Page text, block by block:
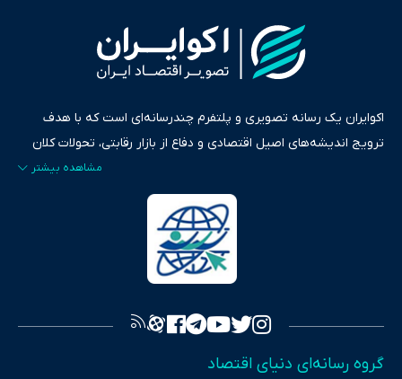
اکوایران یک رسانه تصویری و پلتفرم چندرسانه‌ای است که با هدف
ترویج اندیشه‌های اصیل اقتصادی و دفاع از بازار رقابتی، تحولات کلان
ایران و جهان را در قالب‌های ویدیو، پادکست، متن و گزارش‌های تحلیلی
پایش می‌کند. این رسانه به عنوان منبعی دقیق و قابل اعتماد، فراتر از
اطلاع‌رسانی صرف، به تبیین سیاست‌ها و کارکردهای بازارهای مالی،
سرمایه‌گذاری، تجارت و حوزه‌های نوظهور می‌پردازد. اکوایران با پایبندی
به اصول «انصاف، امانت و صداقت»، بستری برای انعکاس آراء متنوع
تصویری شفاف از واقعیت‌های اقتصادی ارائه دهد. ما در اکوایران با
چالش‌های فقر و بیکاری را جست‌وجو کرده و در کنار تحلیل آمارها،
گروه رسانه‌ای دنیای اقتصاد